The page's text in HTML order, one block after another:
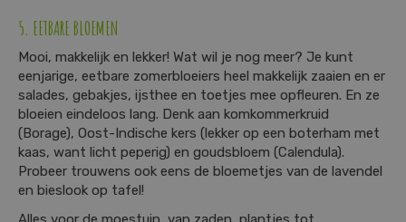
5. EETBARE BLOEMEN
Mooi, makkelijk en lekker! Wat wil je nog meer? Je kunt
eenjarige, eetbare zomerbloeiers heel makkelijk zaaien en er
salades, gebakjes, ijsthee en toetjes mee opfleuren. En ze
bloeien eindeloos lang. Denk aan komkommerkruid
(Borage), Oost-Indische kers (lekker op een boterham met
kaas, want licht peperig) en goudsbloem (Calendula).
Probeer trouwens ook eens de bloemetjes van de lavendel
en bieslook op tafel!